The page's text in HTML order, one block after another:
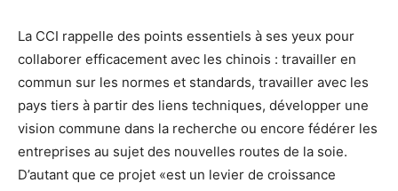
La CCI rappelle des points essentiels à ses yeux pour
collaborer efficacement avec les chinois : travailler en
commun sur les normes et standards, travailler avec les
pays tiers à partir des liens techniques, développer une
vision commune dans la recherche ou encore fédérer les
entreprises au sujet des nouvelles routes de la soie.
D’autant que ce projet «est un levier de croissance